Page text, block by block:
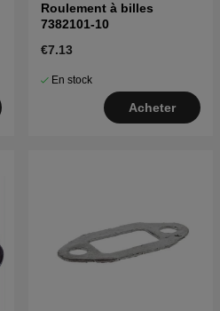
Roulement à billes
7382101-10
€7.13
En stock
Acheter